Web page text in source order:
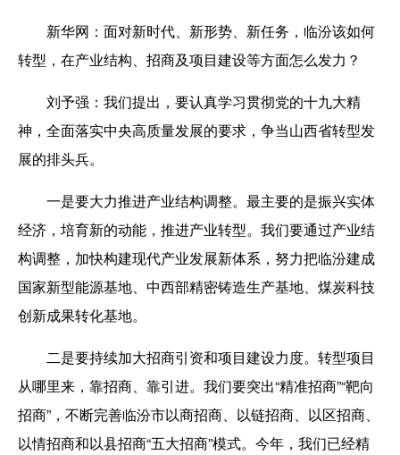
新华网： 面对新时代、新形势、新任务，临汾该如何
转型，在产业结构、招商及项目建设等方面怎么发力？
刘予强： 我们提出，要认真学习贯彻党的十九大精
神，全面落实中央高质量发展的要求，争当山西省转型发
展的排头兵。
一是要大力推进产业结构调整。 最主要的是振兴实体
经济，培育新的动能，推进产业转型。我们要通过产业结
构调整，加快构建现代产业发展新体系，努力把临汾建成
国家新型能源基地、中西部精密铸造生产基地、煤炭科技
创新成果转化基地。
二是要持续加大招商引资和项目建设力度。 转型项目
从哪里来，靠招商、靠引进。我们要突出“精准招商”“靶向
招商”，不断完善临汾市以商招商、以链招商、以区招商、
以情招商和以县招商“五大招商”模式。今年，我们已经精